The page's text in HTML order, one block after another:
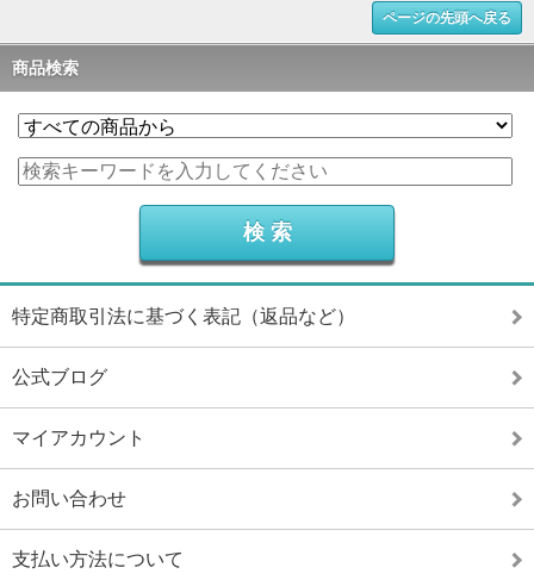
ページの先頭へ戻る
商品検索
特定商取引法に基づく表記（返品など）
公式ブログ
マイアカウント
お問い合わせ
支払い方法について